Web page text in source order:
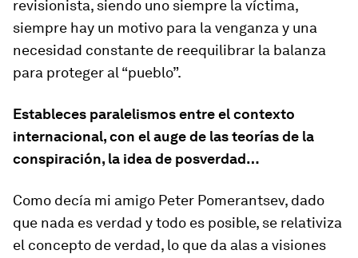
revisionista, siendo uno siempre la víctima,
siempre hay un motivo para la venganza y una
necesidad constante de reequilibrar la balanza
para proteger al “pueblo”.
Estableces paralelismos entre el contexto
internacional, con el auge de las teorías de la
conspiración, la idea de posverdad…
Como decía mi amigo Peter Pomerantsev, dado
que nada es verdad y todo es posible, se relativiza
el concepto de verdad, lo que da alas a visiones